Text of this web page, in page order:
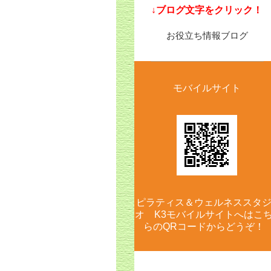
​↓ブログ文字をクリック！
お役立ち情報ブログ
モバイルサイト
ピラティス＆ウェルネススタジ
オ K3モバイルサイトへはこ
らのQRコードからどうぞ！